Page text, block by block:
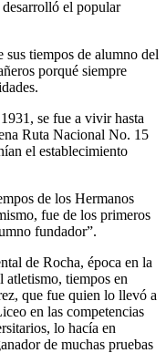
desarrolló el popular
sus tiempos de alumno del
porqué siempre
se fue a vivir hasta
Ruta Nacional No. 15
el establecimiento
de los Hermanos
fue de los primeros
fundador”.
de Rocha, época en la
atletismo, tiempos en
que fue quien lo llevó a
en las competencias
lo hacía en
de muchas pruebas